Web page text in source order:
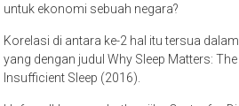
untuk ekonomi sebuah negara?
Korelasi di antara ke-2 hal itu tersua
yang dengan judul Why Sleep Matters:
Insufficient Sleep (2016).